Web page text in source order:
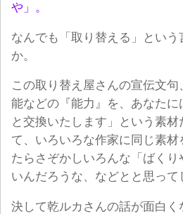
や」。
なんでも「取り替える」という
か。
この取り替え屋さんの宣伝文
能などの『能力』を、あなたに
と交換いたします」という素
て、いろいろな作家に同じ素
たらさぞかしいろんな「ばくり
いんだろうな、などとと思って
決して乾ルカさんの話が面白